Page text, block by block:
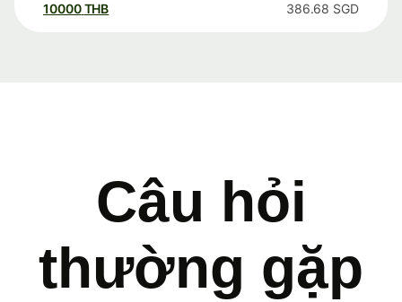
10000 THB 386.68 SGD
Câu hỏi
thường gặp